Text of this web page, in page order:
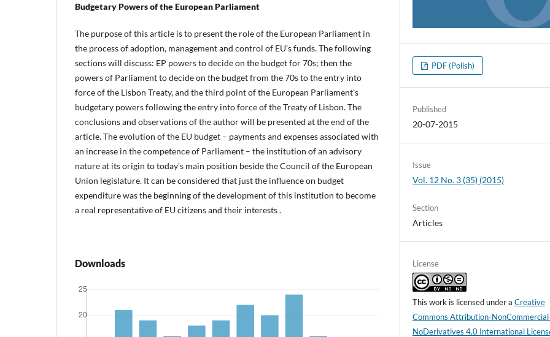
Budgetary Powers of the European Parliament
The purpose of this article is to present the role of the European Parliament in
the process of adoption, management and control of EU’s funds. The following
sections will discuss: EP powers to decide on the budget for 70s; then the
powers of Parliament to decide on the budget from the 70s to the entry into
force of the Lisbon Treaty, and the third point of the European Parliament’s
budgetary powers following the entry into force of the Treaty of Lisbon. The
conclusions and observations of the author will be presented at the end of the
article. The evolution of the EU budget – payments and expenses associated with
an increase in the competence of Parliament – the institution of an advisory
nature at its origin to today’s main position beside the Council of the European
Union legislature. It can be considered that just the influence on budget
expenditure was the beginning of the development of this institution to become
a real representative of EU citizens and their interests .
Downloads
PDF (Polish)
Published
20-07-2015
Issue
Vol. 12 No. 3 (35) (2015)
Section
Articles
License
This work is licensed under aCreative
Commons Attribution-
NoDerivatives 4.0 International